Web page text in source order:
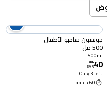
جونسون شامبو الأطفال
500 مل
500ml
40
.
99
SAR
Only 3 left
60 دقيقة